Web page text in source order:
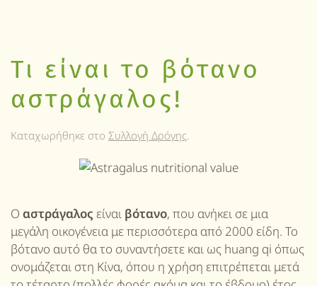
Τι είναι το βότανο
αστράγαλος!
Καταχωρήθηκε στο Συλλογή Δρόγης.
Ο αστράγαλος είναι βότανο, που ανήκει σε μια
μεγάλη οικογένεια με περισσότερα από 2000 είδη. Το
βότανο αυτό θα το συναντήσετε και ως huang qi όπως
ονομάζεται στη Κίνα, όπου η χρήση επιτρέπεται μετά